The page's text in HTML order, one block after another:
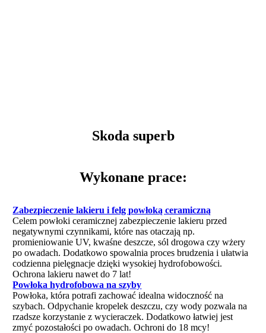
Skoda superb
Wykonane prace:
Zabezpieczenie lakieru i felg powłoką ceramiczną
Celem powłoki ceramicznej zabezpieczenie lakieru przed
negatywnymi czynnikami, które nas otaczają np.
promieniowanie UV, kwaśne deszcze, sól drogowa czy wżery
po owadach. Dodatkowo spowalnia proces brudzenia i ułatwia
codzienna pielęgnacje dzięki wysokiej hydrofobowości.
Ochrona lakieru nawet do 7 lat!
Powłoka hydrofobowa na szyby
Powłoka, która potrafi zachować idealna widoczność na
szybach. Odpychanie kropelek deszczu, czy wody pozwala na
rzadsze korzystanie z wycieraczek. Dodatkowo łatwiej jest
zmyć pozostałości po owadach. Ochroni do 18 mcy!